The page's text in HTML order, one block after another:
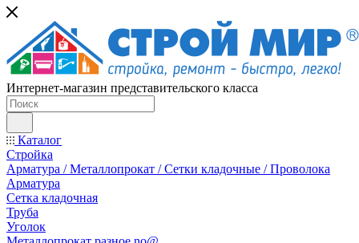
Интернет-магазин представительского класса
Каталог
Стройка
Арматура / Металлопрокат / Сетки кладочные / Проволока
Арматура
Сетка кладочная
Труба
Уголок